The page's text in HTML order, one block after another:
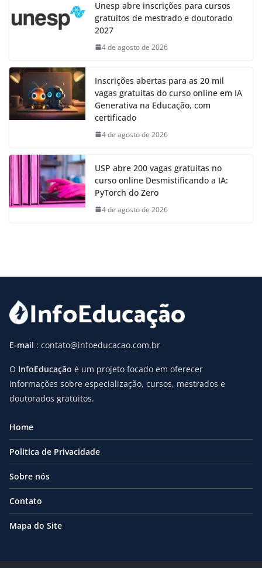
Unesp abre inscrições para cursos
gratuitos de mestrado e doutorado
2027
4 de agosto de 2026
Inscrições abertas para as 20 mil
vagas gratuitas do curso online em IA
Generativa na Educação, com
certificado
4 de agosto de 2026
USP abre 200 vagas gratuitas no
curso online Desmistificando a IA:
PyTorch do Zero
4 de agosto de 2026
E-mail : contato@infoeducacao.com.br
O InfoEducação é um projeto focado em oferecer
informações sobre especialização, cursos, mestrados e
doutorados gratuitos.
Home
Politica de Privacidade
Sobre nós
Contato
Mapa do Site